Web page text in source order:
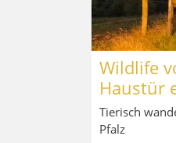
Wildlife
Haustür
Tierisch
Pfalz